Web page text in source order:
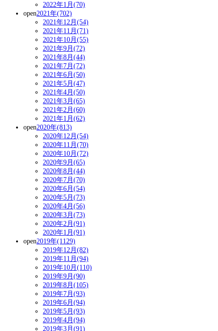
2022年1月(70)
open2021年(702)
2021年12月(54)
2021年11月(71)
2021年10月(55)
2021年9月(72)
2021年8月(44)
2021年7月(72)
2021年6月(50)
2021年5月(47)
2021年4月(50)
2021年3月(65)
2021年2月(60)
2021年1月(62)
open2020年(813)
2020年12月(54)
2020年11月(70)
2020年10月(72)
2020年9月(65)
2020年8月(44)
2020年7月(70)
2020年6月(54)
2020年5月(73)
2020年4月(56)
2020年3月(73)
2020年2月(91)
2020年1月(91)
open2019年(1129)
2019年12月(82)
2019年11月(94)
2019年10月(110)
2019年9月(90)
2019年8月(105)
2019年7月(93)
2019年6月(94)
2019年5月(93)
2019年4月(94)
2019年3月(91)